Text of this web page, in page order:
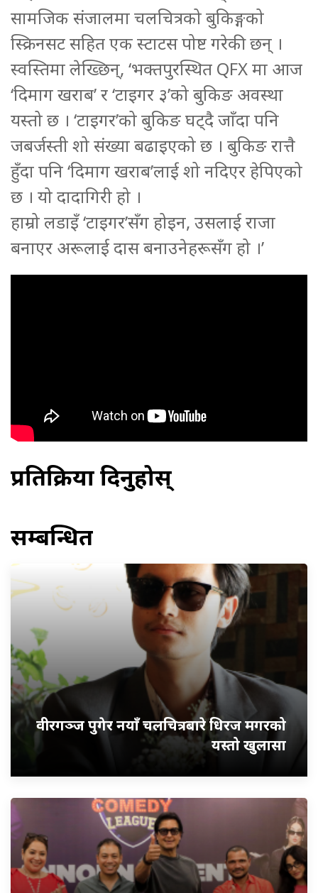
सामजिक संजालमा चलचित्रको बुकिङ्गको
स्क्रिनसट सहित एक स्टाटस पोष्ट गरेकी छन् ।
स्वस्तिमा लेख्छिन्, ‘भक्तपुरस्थित QFX मा आज
‘दिमाग खराब’ र ‘टाइगर ३’को बुकिङ अवस्था
यस्तो छ । ‘टाइगर’को बुकिङ घट्दै जाँदा पनि
जबर्जस्ती शो संख्या बढाइएको छ । बुकिङ रात्तै
हुँदा पनि ‘दिमाग खराब’लाई शो नदिएर हेपिएको
छ । यो दादागिरी हो ।
हाम्रो लडाइँ ‘टाइगर’सँग होइन, उसलाई राजा
बनाएर अरूलाई दास बनाउनेहरूसँग हो ।’
प्रतिक्रिया दिनुहोस्
सम्बन्धित
वीरगञ्ज पुगेर नयाँ चलचित्रबारे धिरज मगरको
यस्तो खुलासा